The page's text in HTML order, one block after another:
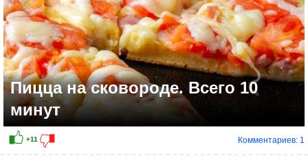
Пицца на сковороде. Всего 10
минут
Комментариев: 1